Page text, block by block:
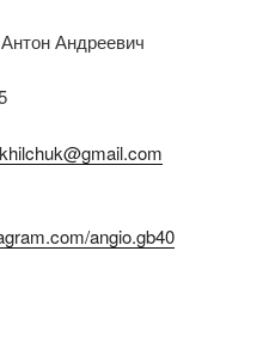
Андреевич
angio.gb40